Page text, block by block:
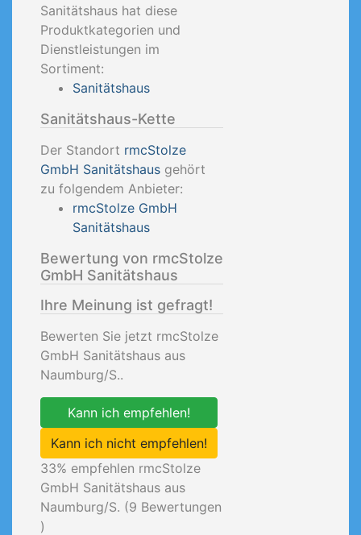
Sanitätshaus hat diese
Produktkategorien und
Dienstleistungen im
Sortiment:
Sanitätshaus
Sanitätshaus-Kette
Der Standort rmcStolze
GmbH Sanitätshaus gehört
zu folgendem Anbieter:
rmcStolze GmbH
Sanitätshaus
Bewertung von rmcStolze
GmbH Sanitätshaus
Ihre Meinung ist gefragt!
Bewerten Sie jetzt rmcStolze
GmbH Sanitätshaus aus
Naumburg/S..
Kann ich empfehlen!
Kann ich nicht empfehlen!
33% empfehlen rmcStolze
GmbH Sanitätshaus aus
Naumburg/S. (9 Bewertungen
)